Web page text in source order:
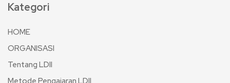
Kategori
HOME
ORGANISASI
Tentang LDII
Metode Pengajaran LDII